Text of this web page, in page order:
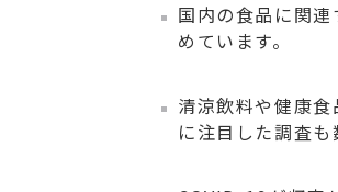
国内の食品に関
めています。
清涼飲料や健康
に注目した調査